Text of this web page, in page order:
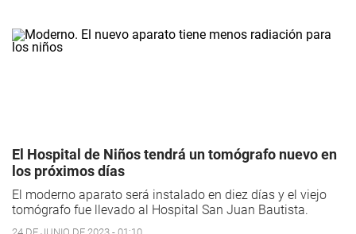
El Hospital de Niños tendrá un tomógrafo nuevo en
los próximos días
El moderno aparato será instalado en diez días y el viejo
tomógrafo fue llevado al Hospital San Juan Bautista.